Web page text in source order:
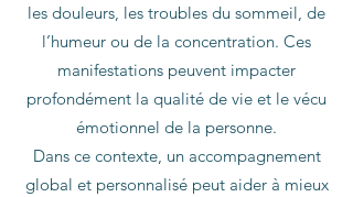
les douleurs, les troubles du sommeil, de
l’humeur ou de la concentration. Ces
manifestations peuvent impacter
profondément la qualité de vie et le vécu
émotionnel de la personne.
Dans ce contexte, un accompagnement
global et personnalisé peut aider à mieux